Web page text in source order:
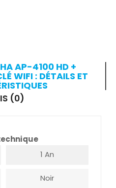
AP-4100 HD +
WIFI : DÉTAILS ET
(0)
1 An
Noir